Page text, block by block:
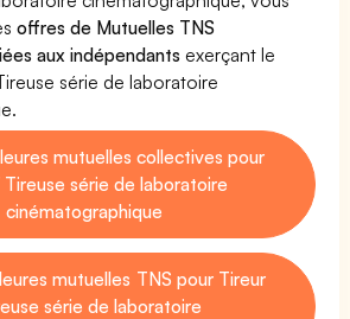
offres de Mutuelles TNS
aux indépendants exerçant le
série de laboratoire
mutuelles collectives pour
série de laboratoire
cinématographique
mutuelles TNS pour Tireur
série de laboratoire